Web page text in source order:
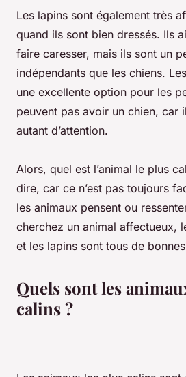
Les lapins sont également très
quand ils sont bien dressés. Ils
faire caresser, mais ils sont un
indépendants que les chiens.
une excellente option pour les
peuvent pas avoir un chien, car
autant d’attention.
Alors, quel est l’animal le plus
dire, car ce n’est pas toujours
les animaux pensent ou
cherchez un animal affectueux,
et les lapins sont tous de
Quels sont les
calins ?